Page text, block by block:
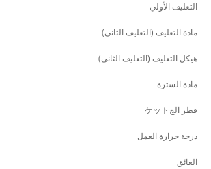
التغليف الأولي
مادة التغليف (التغليف الثاني)
هيكل التغليف (التغليف الثاني)
مادة السترة
قطر الجケット
درجة حرارة العمل
العائق